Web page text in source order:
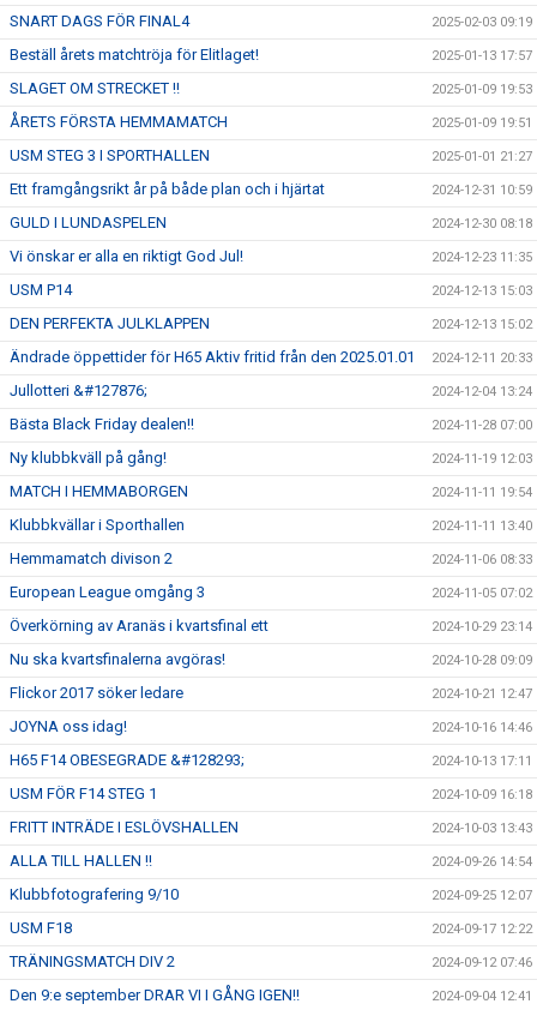
SNART DAGS FÖR FINAL4 2025-02-03 09:19
Beställ årets matchtröja för Elitlaget! 2025-01-13 17:57
SLAGET OM STRECKET !! 2025-01-09 19:53
ÅRETS FÖRSTA HEMMAMATCH 2025-01-09 19:51
USM STEG 3 I SPORTHALLEN 2025-01-01 21:27
Ett framgångsrikt år på både plan och i hjärtat 2024-12-31 10:59
GULD I LUNDASPELEN 2024-12-30 08:18
Vi önskar er alla en riktigt God Jul! 2024-12-23 11:35
USM P14 2024-12-13 15:03
DEN PERFEKTA JULKLAPPEN 2024-12-13 15:02
Ändrade öppettider för H65 Aktiv fritid från den 2025.01.01 2024-12-11 20:33
Jullotteri &#127876; 2024-12-04 13:24
Bästa Black Friday dealen!! 2024-11-28 07:00
Ny klubbkväll på gång! 2024-11-19 12:03
MATCH I HEMMABORGEN 2024-11-11 19:54
Klubbkvällar i Sporthallen 2024-11-11 13:40
Hemmamatch divison 2 2024-11-06 08:33
European League omgång 3 2024-11-05 07:02
Överkörning av Aranäs i kvartsfinal ett 2024-10-29 23:14
Nu ska kvartsfinalerna avgöras! 2024-10-28 09:09
Flickor 2017 söker ledare 2024-10-21 12:47
JOYNA oss idag! 2024-10-16 14:46
H65 F14 OBESEGRADE &#128293; 2024-10-13 17:11
USM FÖR F14 STEG 1 2024-10-09 16:18
FRITT INTRÄDE I ESLÖVSHALLEN 2024-10-03 13:43
ALLA TILL HALLEN !! 2024-09-26 14:54
Klubbfotografering 9/10 2024-09-25 12:07
USM F18 2024-09-17 12:22
TRÄNINGSMATCH DIV 2 2024-09-12 07:46
Den 9:e september DRAR VI I GÅNG IGEN!! 2024-09-04 12:41